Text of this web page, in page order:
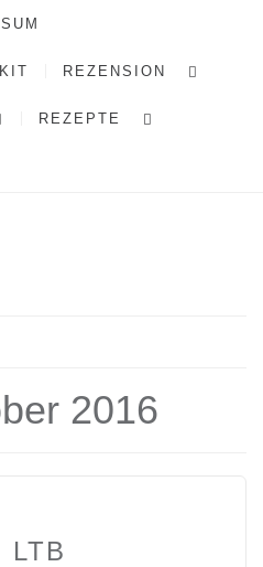
REZENSION
REZEPTE
2016
LTB